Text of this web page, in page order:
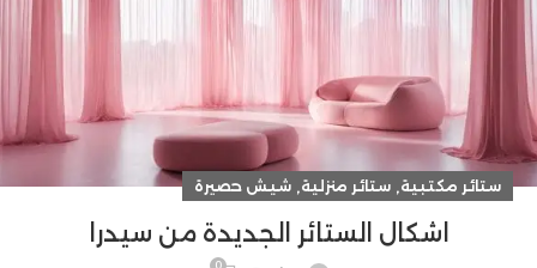
ستائر مكتبية, ستائر منزلية, شيش حصيرة
اشكال الستائر الجديدة من سيدرا
0